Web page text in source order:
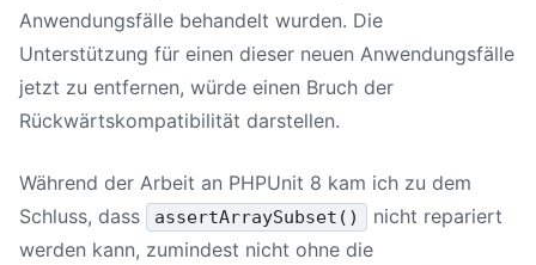
Anwendungsfälle behandelt wurden. Die
Unterstützung für einen dieser neuen Anwendungsfälle
jetzt zu entfernen, würde einen Bruch der
Rückwärtskompatibilität darstellen.
Während der Arbeit an PHPUnit 8 kam ich zu dem
Schluss, dass
assertArraySubset()
nicht repariert
werden kann, zumindest nicht ohne die